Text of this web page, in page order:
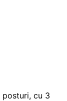
posturi, cu 3